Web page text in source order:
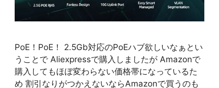
PoE！PoE！ 2.5Gb対応のPoEハブ欲しいなぁとい
うことで Aliexpressで購入しましたが Amazonで
購入してもほぼ変わらない価格帯になっているた
め 割引なりがつかえないならAmazonで買うのも